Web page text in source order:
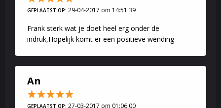
GEPLAATST OP: 29-04-2017 om 14:51:39
Frank sterk wat je doet heel erg onder de
indruk,Hopelijk komt er een positieve wending
An
GEPLAATST OP: 27-03-2017 om 01:06:00